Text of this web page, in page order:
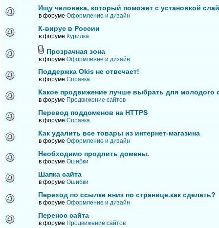
Ищу человека, который поможет с установкой
в форуме Оформление и дизайн
К-вирус в России
в форуме Курилка
Прозрачная зона
в форуме Оформление и дизайн
Поддержка Okis не отвечает!
в форуме Справка
Какое продвижение лучше выбрать для молодого
в форуме Продвижение сайтов
Перевод поддоменов на HTTPS
в форуме Справка
Как удалить все товары из интернет-магазина
в форуме Оформление и дизайн
Необходимо продлить домены.
в форуме Ошибки
Шапка сайта
в форуме Ошибки
Переход по ссылке вниз по странице.как сделать?
в форуме Оформление и дизайн
Перенос сайта
в форуме Продвижение сайтов